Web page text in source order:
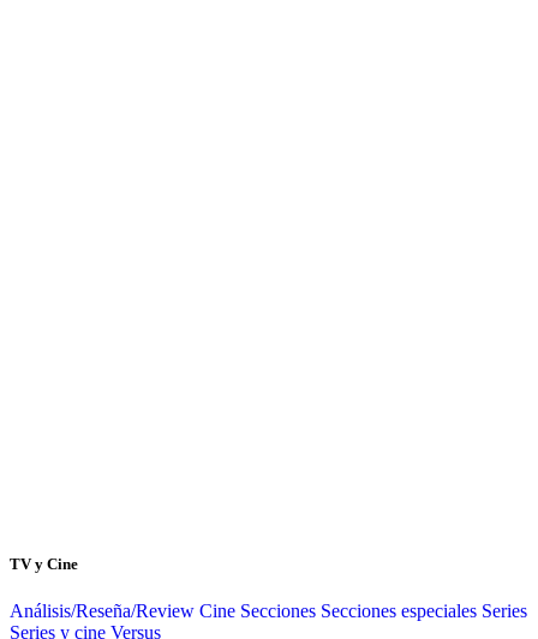
TV y Cine
Análisis/Reseña/Review Cine Secciones Secciones especiales Series
Series y cine Versus